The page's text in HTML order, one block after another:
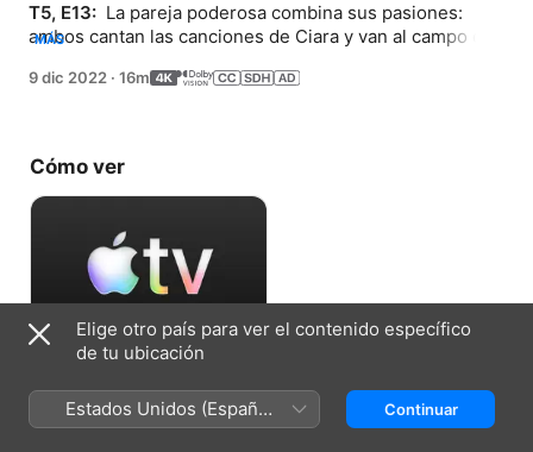
T5, E13: La pareja poderosa combina sus pasiones:
ambos cantan las canciones de Ciara y van al campo de
MÁS
9 dic 2022 · 16m
Cómo ver
7 días gratis, luego USD 6,99 al mes.
Elige otro país para ver el contenido específico
de tu ubicación
Estados Unidos (Español
México)
Continuar